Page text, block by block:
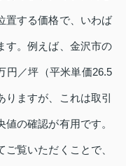
置する価格で、いわば
す。例えば、金沢市の
円／坪（平米単価26.5
りますが、これは取引
の確認が有用です。
覧いただくことで、